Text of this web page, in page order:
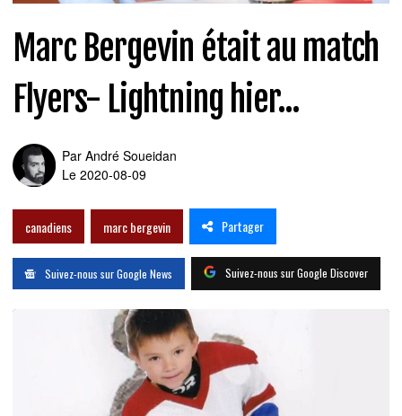
Marc Bergevin était au match
Flyers- Lightning hier...
Par André Soueidan
Le 2020-08-09
canadiens marc bergevin Partager
Suivez-nous sur Google News Suivez-nous sur Google Discover